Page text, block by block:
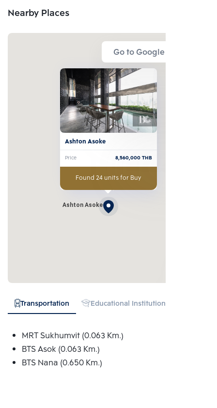
Nearby Places
Go to Google Map
Ashton Asoke
Ashton Asoke
Price 8,560,000THB
Found 24 units for Buy
Transportation Educational Institution
MRT Sukhumvit (0.063 Km.)
BTS Asok (0.063 Km.)
BTS Nana (0.650 Km.)